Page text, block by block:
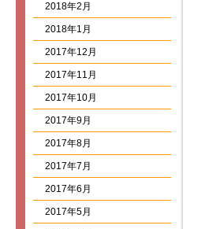
2018年2月
2018年1月
2017年12月
2017年11月
2017年10月
2017年9月
2017年8月
2017年7月
2017年6月
2017年5月